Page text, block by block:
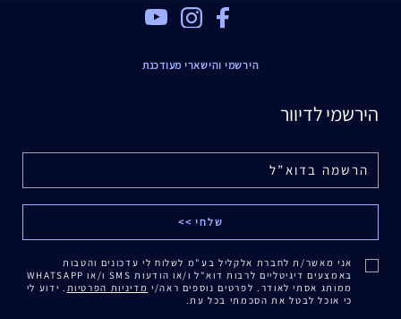
Facebook
הירשמי והישארי מעודכנת
הירשמי לדיוור
אני מאשר/ת לחברת אלקליל בע"מ לשלוח לי עדכונים והטבות
באמצעים דיגיטליים לרבות דוא"ל ו/או הודעות SMS ו/או WHATSAPP
ממותג אסתי לאודר. לפרטים נוספים ראה/י מדיניות הפרטיות
. ידוע לי
כי אוכל לבטל את הסכמתי בכל עת.